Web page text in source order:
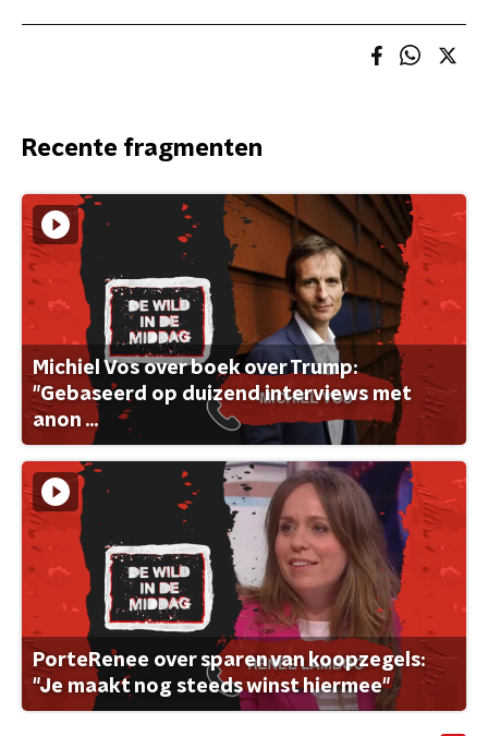
Recente fragmenten
Michiel Vos over boek over Trump:
"Gebaseerd op duizend interviews met
anon ...
PorteRenee over sparen van koopzegels:
"Je maakt nog steeds winst hiermee"